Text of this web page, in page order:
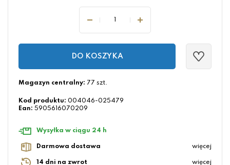
DO KOSZYKA
Magazyn centralny: 77 szt.
Kod produktu: 004046-025479
Ean: 5905616070209
Wysyłka w ciągu 24 h
Darmowa dostawa więcej
14 dni na zwrot więcej